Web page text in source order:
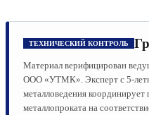
ТЕХНИЧЕСКИЙ КОНТРОЛЬ
Материал верифицирован
ООО «УТМК». Эксперт с 5-
металловедения
металлопроката на